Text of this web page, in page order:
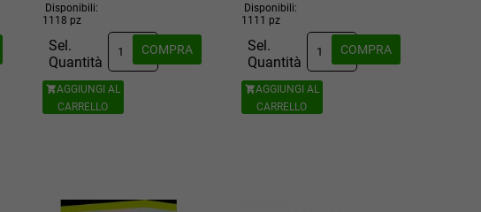
Disponibili:
1118 pz
Sel.
Quantità
AGGIUNGI AL
CARRELLO
COMPRA
Disponibili:
1111 pz
Sel.
Quantità
AGGIUNGI AL
CARRELLO
COMPRA